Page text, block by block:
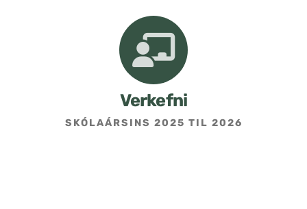
Verkefni
SKÓLAÁRSINS 2025 TIL 2026